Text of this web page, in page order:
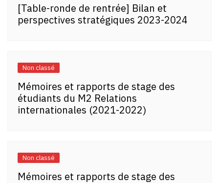
[Table-ronde de rentrée] Bilan et
perspectives stratégiques 2023-2024
Non classé
Mémoires et rapports de stage des
étudiants du M2 Relations
internationales (2021-2022)
Non classé
Mémoires et rapports de stage des